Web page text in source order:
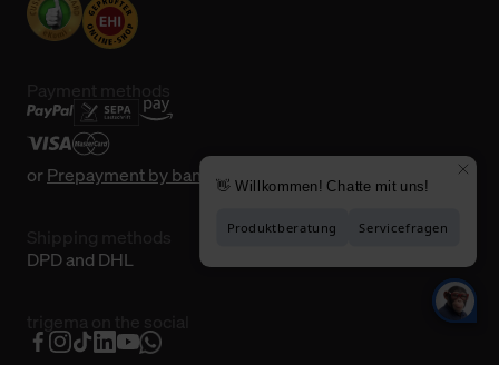
orPrepayment by bank transfer
DPD and DHL